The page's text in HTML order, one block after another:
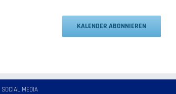
KALENDER ABONNIEREN
SOCIAL MEDIA